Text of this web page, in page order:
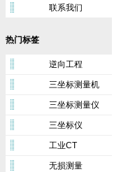
联系我们
热门标签
逆向工程
三坐标测量机
三坐标测量仪
三坐标仪
工业CT
无损测量